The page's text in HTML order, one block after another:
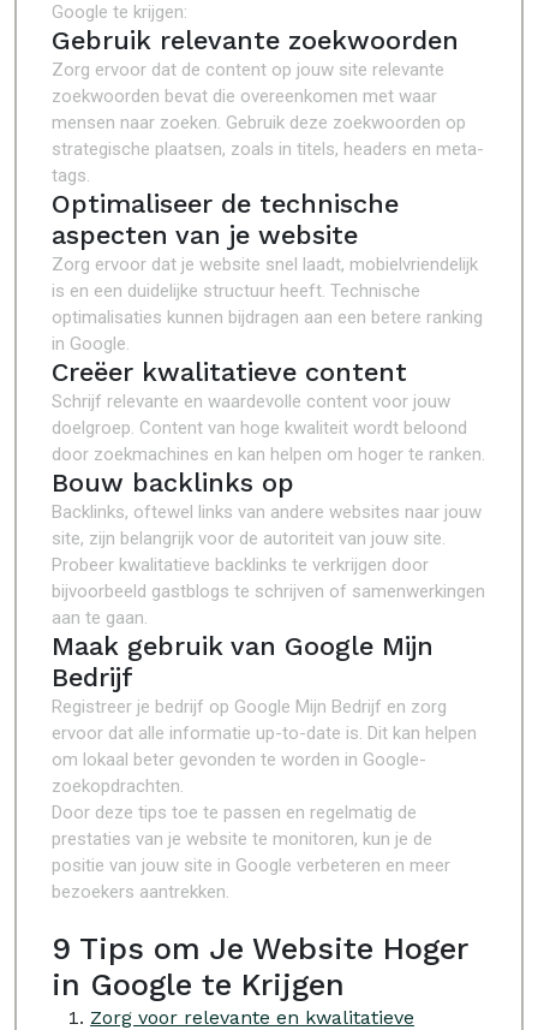
Google te krijgen:
Gebruik relevante zoekwoorden
Zorg ervoor dat de content op jouw site relevante
zoekwoorden bevat die overeenkomen met waar
mensen naar zoeken. Gebruik deze zoekwoorden op
strategische plaatsen, zoals in titels, headers en meta-
tags.
Optimaliseer de technische
aspecten van je website
Zorg ervoor dat je website snel laadt, mobielvriendelijk
is en een duidelijke structuur heeft. Technische
optimalisaties kunnen bijdragen aan een betere ranking
in Google.
Creëer kwalitatieve content
Schrijf relevante en waardevolle content voor jouw
doelgroep. Content van hoge kwaliteit wordt beloond
door zoekmachines en kan helpen om hoger te ranken.
Bouw backlinks op
Backlinks, oftewel links van andere websites naar jouw
site, zijn belangrijk voor de autoriteit van jouw site.
Probeer kwalitatieve backlinks te verkrijgen door
bijvoorbeeld gastblogs te schrijven of samenwerkingen
aan te gaan.
Maak gebruik van Google Mijn
Bedrijf
Registreer je bedrijf op Google Mijn Bedrijf en zorg
ervoor dat alle informatie up-to-date is. Dit kan helpen
om lokaal beter gevonden te worden in Google-
zoekopdrachten.
Door deze tips toe te passen en regelmatig de
prestaties van je website te monitoren, kun je de
positie van jouw site in Google verbeteren en meer
bezoekers aantrekken.
9 Tips om Je Website Hoger
in Google te Krijgen
Zorg voor relevante en kwalitatieve